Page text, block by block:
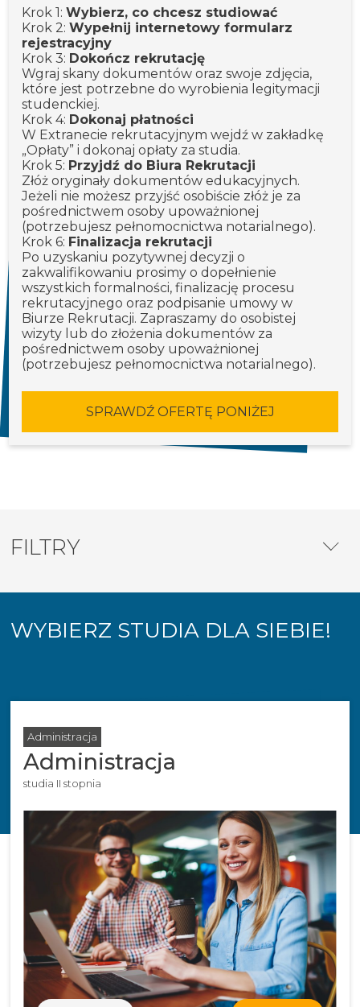
Krok 1:Wybierz, co chcesz studiować
Krok 2:Wypełnij internetowy formularz
rejestracyjny
Krok 3: Dokończ rekrutację
Wgraj skany dokumentów oraz swoje zdjęcia,
które jest potrzebne do wyrobienia legitymacji
studenckiej.
Krok 4: Dokonaj płatności
W Extranecie rekrutacyjnym wejdź w zakładkę
„Opłaty” i dokonaj opłaty za studia.
Krok 5: Przyjdź do Biura Rekrutacji
Złóż oryginały dokumentów edukacyjnych.
Jeżeli nie możesz przyjść osobiście złóż je za
pośrednictwem osoby upoważnionej
(potrzebujesz pełnomocnictwa notarialnego).
Krok 6: Finalizacja rekrutacji
Po uzyskaniu pozytywnej decyzji o
zakwalifikowaniu prosimy o dopełnienie
wszystkich formalności, finalizację procesu
rekrutacyjnego oraz podpisanie umowy w
Biurze Rekrutacji. Zapraszamy do osobistej
wizyty lub do złożenia dokumentów za
pośrednictwem osoby upoważnionej
(potrzebujesz pełnomocnictwa notarialnego).
SPRAWDŹ OFERTĘ PONIŻEJ
FILTRY
WYBIERZ STUDIA DLA SIEBIE!
Administracja
Administracja
studia II stopnia